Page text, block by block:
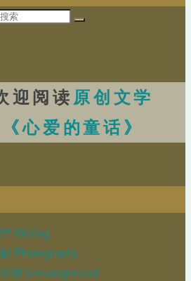
迎阅读 原创文学
《心爱的童话》
Writing
Photography
类 Uncategorized